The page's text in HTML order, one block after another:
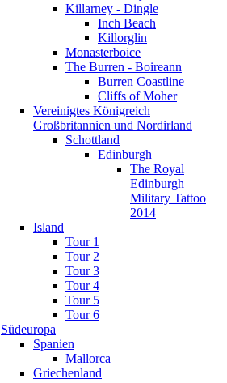
Killarney - Dingle
Inch Beach
Killorglin
Monasterboice
The Burren - Boireann
Burren Coastline
Cliffs of Moher
Vereinigtes Königreich
Großbritannien und Nordirland
Schottland
Edinburgh
The Royal
Edinburgh
Military Tattoo
2014
Island
Tour 1
Tour 2
Tour 3
Tour 4
Tour 5
Tour 6
Südeuropa
Spanien
Mallorca
Griechenland